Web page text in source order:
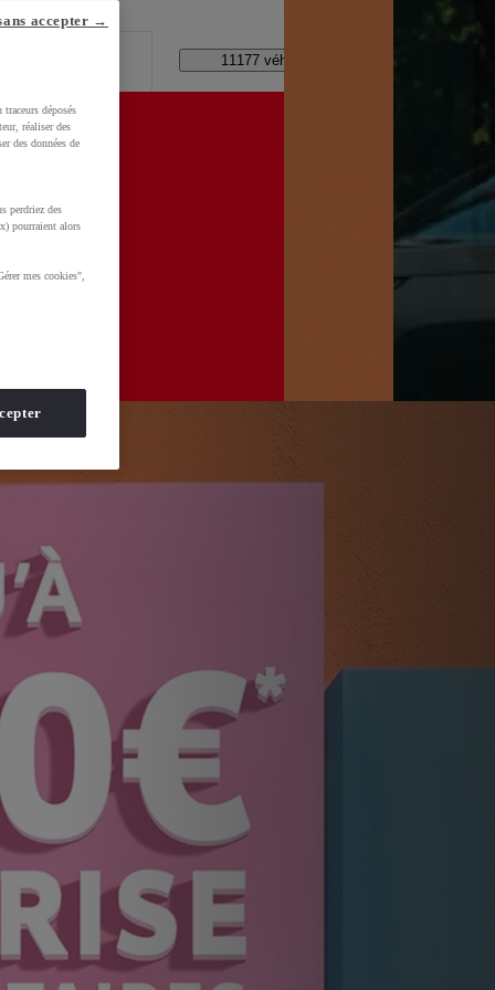
?
11177 véhicules disponibles
déposés
réaliser des
des données de
perdriez des
pourraient alors
mes cookies",
accepter →